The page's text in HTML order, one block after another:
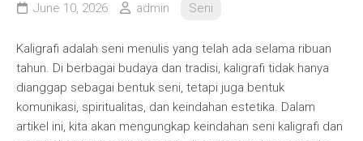
June 10, 2026 admin Seni
Kaligrafi adalah seni menulis yang telah ada selama ribuan
tahun. Di berbagai budaya dan tradisi, kaligrafi tidak hanya
dianggap sebagai bentuk seni, tetapi juga bentuk
komunikasi, spiritualitas, dan keindahan estetika. Dalam
artikel ini, kita akan mengungkap keindahan seni kaligrafi dan